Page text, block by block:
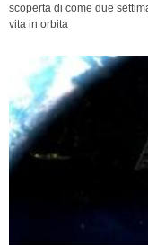
scoperta di come due
vita in orbita